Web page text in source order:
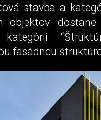
stavba a
objektov,
kategórii
fasádnou